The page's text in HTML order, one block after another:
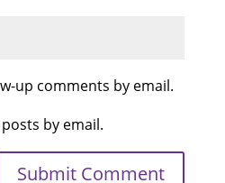
up comments by email.
by email.